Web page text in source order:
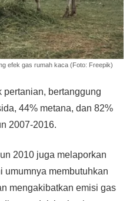
efek gas rumah kaca (Foto: Freepik)
pertanian, bertanggung
44% metana, dan 82%
2007-2016.
2010 juga melaporkan
umumnya membutuhkan
mengakibatkan emisi gas